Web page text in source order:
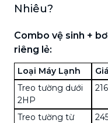
Nhiêu?
Combo vệ sinh +
riêng lẻ:
Loại Máy Lạnh
Treo tường dưới
2HP
Treo tường từ